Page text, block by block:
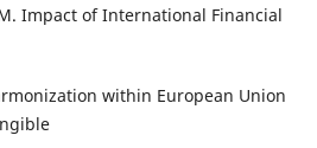
M. Impact of International Financial
within European Union